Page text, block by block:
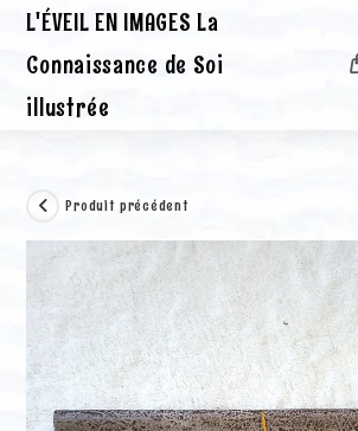
Skip
content
L'ÉVEIL EN IMAGES La
Connaissance de Soi
illustrée
Produit précédent